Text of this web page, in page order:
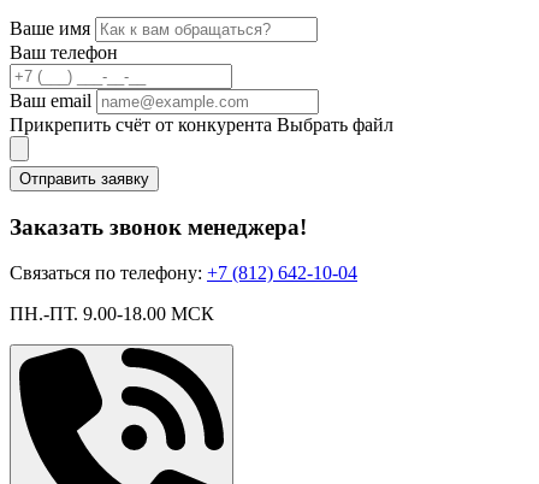
Ваше имя
Ваш телефон
Ваш email
Прикрепить счёт от конкурента Выбрать файл
Отправить заявку
Заказать звонок менеджера!
Связаться по телефону: +7 (812) 642-10-04
ПН.-ПТ. 9.00-18.00 МСК